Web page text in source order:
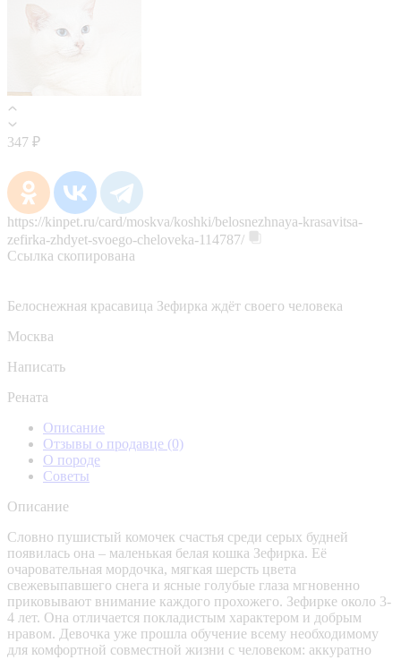
347 ₽
https://kinpet.ru/card/moskva/koshki/belosnezhnaya-krasavitsa-
zefirka-zhdyet-svoego-cheloveka-114787/
Ссылка скопирована
Белоснежная красавица Зефирка ждёт своего человека
Москва
Написать
Рената
Описание
Отзывы о продавце (0)
О породе
Советы
Описание
Словно пушистый комочек счастья среди серых будней
появилась она – маленькая белая кошка Зефирка. Её
очаровательная мордочка, мягкая шерсть цвета
свежевыпавшего снега и ясные голубые глаза мгновенно
приковывают внимание каждого прохожего. Зефирке около 3-
4 лет. Она отличается покладистым характером и добрым
нравом. Девочка уже прошла обучение всему необходимому
для комфортной совместной жизни с человеком: аккуратно